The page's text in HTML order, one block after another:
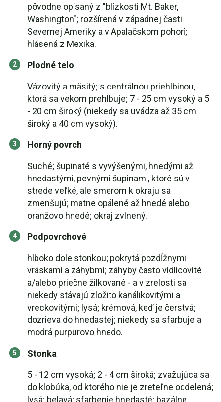
pôvodne opísaný z "blízkosti Mt. Baker,
Washington"; rozšírená v západnej časti
Severnej Ameriky a v Apalačskom pohorí;
hlásená z Mexika.
Plodné telo
Vázovitý a mäsitý; s centrálnou priehlbinou,
ktorá sa vekom prehlbuje; 7 - 25 cm vysoký a 5
- 20 cm široký (niekedy sa uvádza až 35 cm
široký a 40 cm vysoký).
Horný povrch
Suché; šupinaté s vyvýšenými, hnedými až
hnedastými, pevnými šupinami, ktoré sú v
strede veľké, ale smerom k okraju sa
zmenšujú; matne opálené až hnedé alebo
oranžovo hnedé; okraj zvlnený.
Podpovrchové
hlboko dole stonkou; pokrytá pozdĺžnymi
vráskami a záhybmi; záhyby často vidlicovité
a/alebo priečne žilkované - a v zrelosti sa
niekedy stávajú zložito kanálikovitými a
vreckovitými; lysá; krémová, keď je čerstvá;
dozrieva do hnedastej; niekedy sa sfarbuje a
modrá purpurovo hnedo.
Stonka
5 - 12 cm vysoká; 2 - 4 cm široká; zvažujúca sa
do klobúka, od ktorého nie je zreteľne oddelená;
lysá; belavá; sfarbenie hnedasté; bazálne